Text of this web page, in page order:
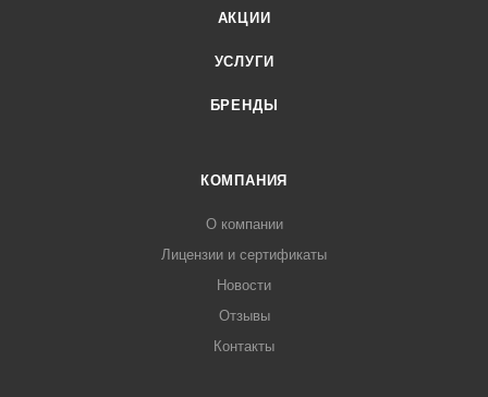
мастерских, предназначенное для проведения диагностики,
Анкерные болты в комплекте M18×160 ПотребляемаяАКЦИИ
УСЛУГИ
БРЕНДЫ
КОМПАНИЯ
О компании
Лицензии и сертификаты
Новости
Отзывы
Контакты